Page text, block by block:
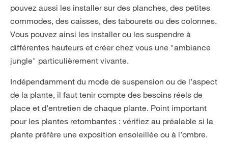
pouvez aussi les installer sur des planches, des petites
commodes, des caisses, des tabourets ou des colonnes.
Vous pouvez ainsi les installer ou les suspendre à
différentes hauteurs et créer chez vous une "ambiance
jungle" particulièrement vivante.
Indépendamment du mode de suspension ou de l’aspect
de la plante, il faut tenir compte des besoins réels de
place et d’entretien de chaque plante. Point important
pour les plantes retombantes : vérifiez au préalable si la
plante préfère une exposition ensoleillée ou à l’ombre.